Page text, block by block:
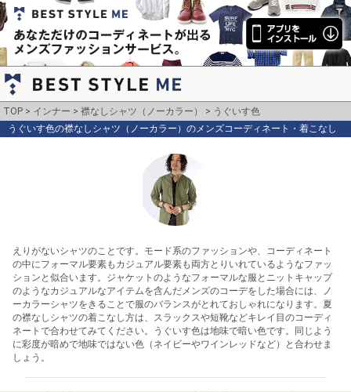
TOP インナー 襟なしシャツ（ノーカラー）
うぐいす色
うぐいす色の襟なしシャツ（ノーカラー）のメンズコーディネート・着こなし
えりがないシャツのことです。モード系のファッションや、コーディネート
の中にフォーマル要素もカジュアル要素も両方とりいれているようなファッ
ションと似合います。ジャケットのようなフォーマルな服とニットキャップ
のようなカジュアルなアイテムを含んだメンズのコーデをした場合には、ノ
ーカラーシャツをきることで服のバランスがとれておしゃれになります。夏
の襟なしシャツの着こなし方は、スラックスや短靴などキレイ目のコーディ
ネートで合わせてみてください。うぐいす色は地味で暗い色です。同じよう
に彩度が暗めで地味ではない色（ネイビーやワインレッドなど）と合わせま
しょう。